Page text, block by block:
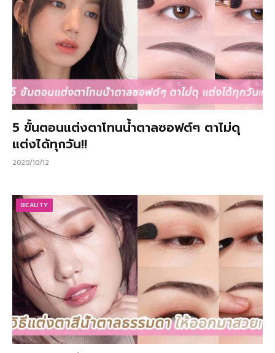
5 ขั้นตอนแต่งตาโทนน้ำตาลซอฟต์ๆ ตาไม่ดุ
แต่งได้ทุกวัน!!
2020/10/12
BEAUTY